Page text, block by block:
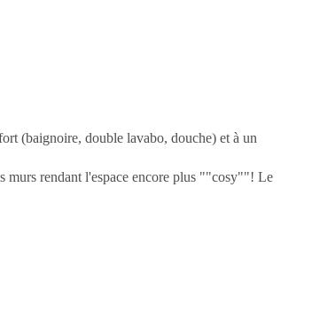
(baignoire, double lavabo, douche) et à un
murs rendant l'espace encore plus ""cosy""! Le